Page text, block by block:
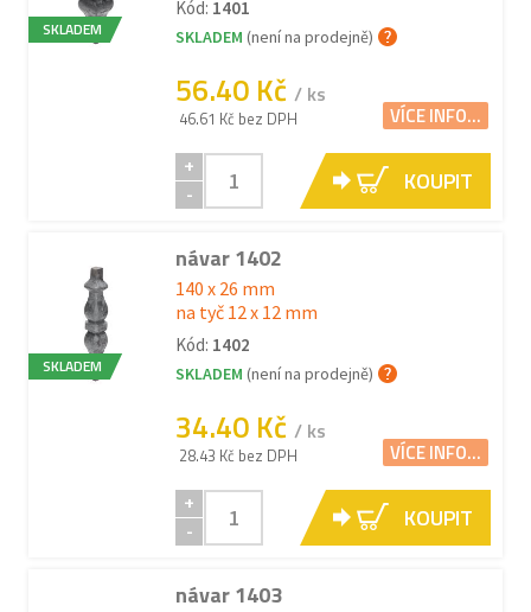
SKLADEM
Kód: 1401
SKLADEM (není na prodejně)
56.40 Kč / ks
46.61 Kč bez DPH VÍCE INFO...
+
-
KOUPIT
SKLADEM
návar 1402
140 x 26 mm
na tyč 12 x 12 mm
Kód: 1402
SKLADEM (není na prodejně)
34.40 Kč / ks
28.43 Kč bez DPH VÍCE INFO...
+
-
KOUPIT
návar 1403